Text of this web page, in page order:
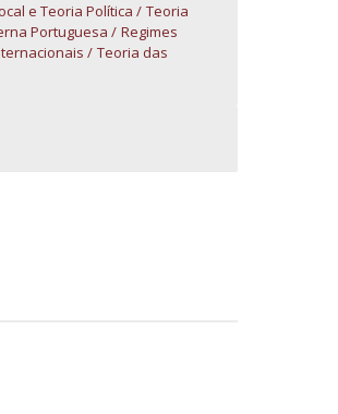
e Teoria Política
Teoria
Portuguesa
Regimes
Teoria das